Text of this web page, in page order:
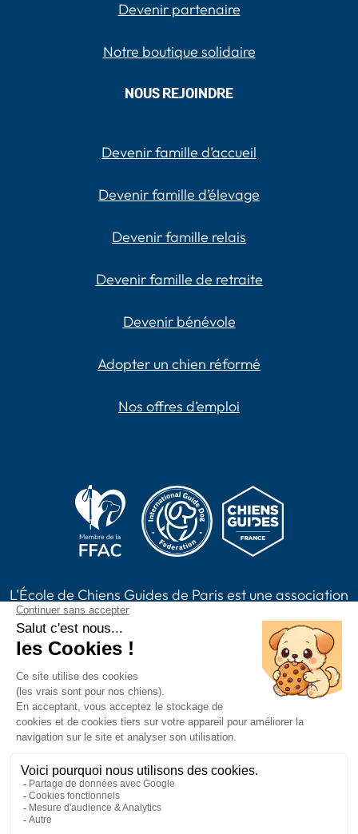
Devenir partenaire
Notre boutique solidaire
NOUS REJOINDRE
Devenir famille d’accueil
Devenir famille d’élevage
Devenir famille relais
Devenir famille de retraite
Devenir bénévole
Adopter un chien réformé
Nos offres d’emploi
L'École de Chiens Guides de Paris est une association
loi 1901, reconnue d'intérêt général habilitée à
recevoir des dons, legs, assurances vie et à émettre
des reçus fiscaux. L'association est membre de Chiens
Guides France.
Politique de confidentialité|CGV|
Accessibilité : partiellement conforme